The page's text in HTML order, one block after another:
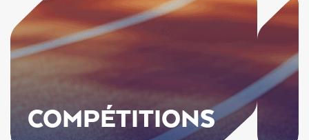
COMPÉTITIONS